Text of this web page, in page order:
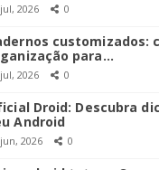
2026 0
customizados:
para…
2026 0
Droid: Descubra
Android
2026 0